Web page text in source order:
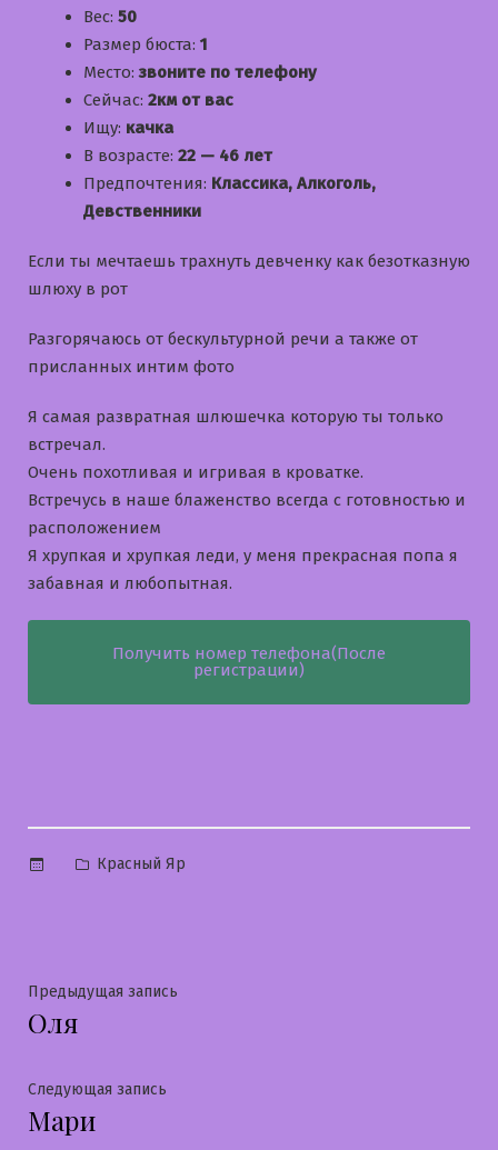
Вес: 50
Размер бюста: 1
Место:звоните по телефону
Сейчас: 2км от вас
Ищу: качка
В возрасте: 22 — 46 лет
Предпочтения: Классика, Алкоголь,
Девственники
Если ты мечтаешь трахнуть девченку как безотказную
шлюху в рот
Разгорячаюсь от бескультурной речи а также от
присланных интим фото
Я самая развратная шлюшечка которую ты только
встречал.
Очень похотливая и игривая в кроватке.
Встречусь в наше блаженство всегда с готовностью и
расположением
Я хрупкая и хрупкая леди, у меня прекрасная попа я
забавная и любопытная.
Получить номер телефона(После
регистрации)
Опубликовано
Красный Яр
Навигация
по
записям
Предыдущая запись
Оля
Следующая запись
Мари